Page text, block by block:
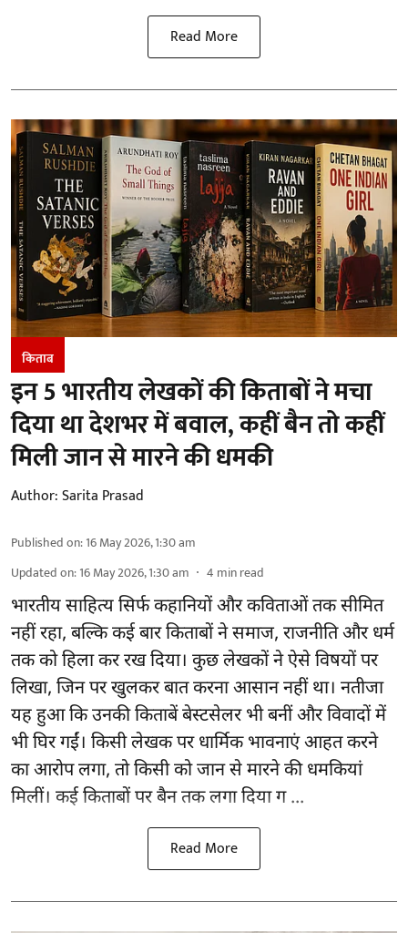
Read More
किताब
इन 5 भारतीय लेखकों की किताबों ने मचा
दिया था देशभर में बवाल, कहीं बैन तो कहीं
मिली जान से मारने की धमकी
Author:Sarita Prasad
Published on:16 May 2026, 1:30 am
Updated on:16 May 2026, 1:30 am 4 min read
भारतीय साहित्य सिर्फ कहानियों और कविताओं तक सीमित
नहीं रहा, बल्कि कई बार किताबों ने समाज, राजनीति और धर्म
तक को हिला कर रख दिया। कुछ लेखकों ने ऐसे विषयों पर
लिखा, जिन पर खुलकर बात करना आसान नहीं था। नतीजा
यह हुआ कि उनकी किताबें बेस्टसेलर भी बनीं और विवादों में
भी घिर गईं। किसी लेखक पर धार्मिक भावनाएं आहत करने
का आरोप लगा, तो किसी को जान से मारने की धमकियां
मिलीं। कई किताबों पर बैन तक लगा दिया ग ...
Read More